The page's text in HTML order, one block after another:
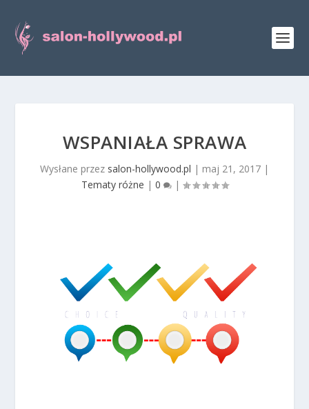
WSPANIAŁA SPRAWA
Wysłane przez salon-hollywood.pl | maj 21, 2017 |
Tematy różne | 0 |